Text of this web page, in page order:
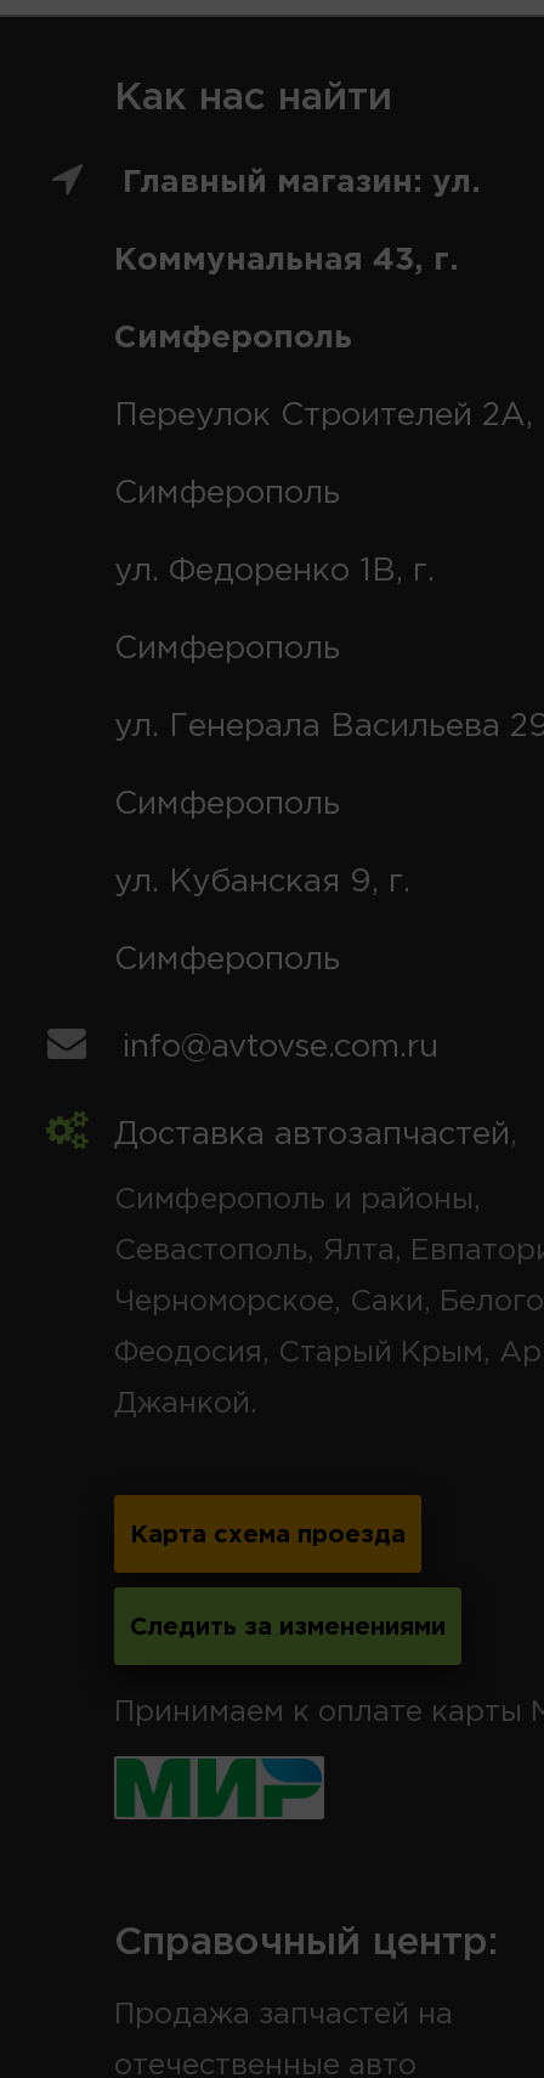
Как нас найти
Главный магазин: ул.
Коммунальная 43, г.
Симферополь
Переулок Строителей 2А,
Симферополь
ул. Федоренко 1В, г.
Симферополь
ул. Генерала Васильева
Симферополь
ул. Кубанская 9, г.
Симферополь
info@avtovse.com.ru
Доставка автозапчастей,
Симферополь и районы,
Севастополь, Ялта,
Черноморское, Саки,
Феодосия, Старый Крым,
Джанкой.
Карта схема проезда
Следить за изменениями
Принимаем к оплате карты
Справочный центр:
Продажа запчастей на
отечественные авто